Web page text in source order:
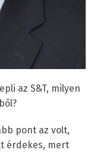
az S&T, milyen
pont az volt,
érdekes, mert